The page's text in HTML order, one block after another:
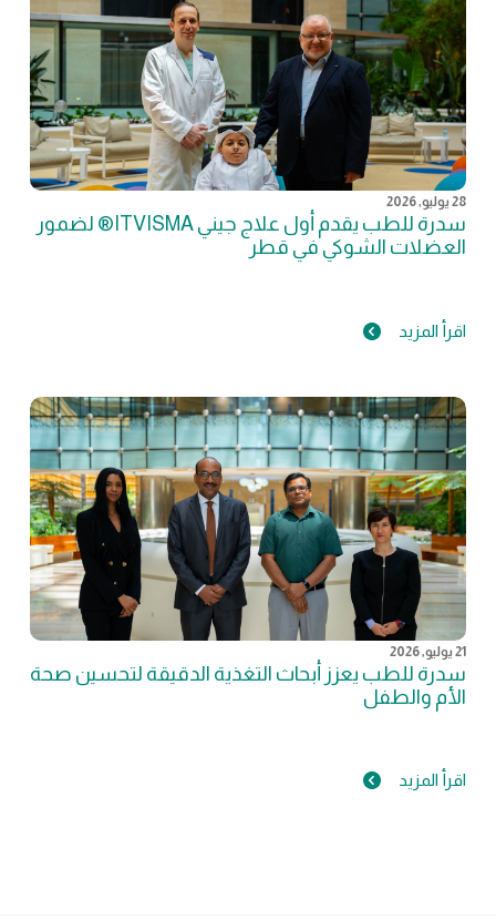
28 يوليو, 2026
سدرة للطب يقدم أول علاج جيني ITVISMA® لضمور
العضلات الشوكي في قطر
اقرأ المزيد
21 يوليو, 2026
سدرة للطب يعزز أبحاث التغذية الدقيقة لتحسين صحة
الأم والطفل
اقرأ المزيد